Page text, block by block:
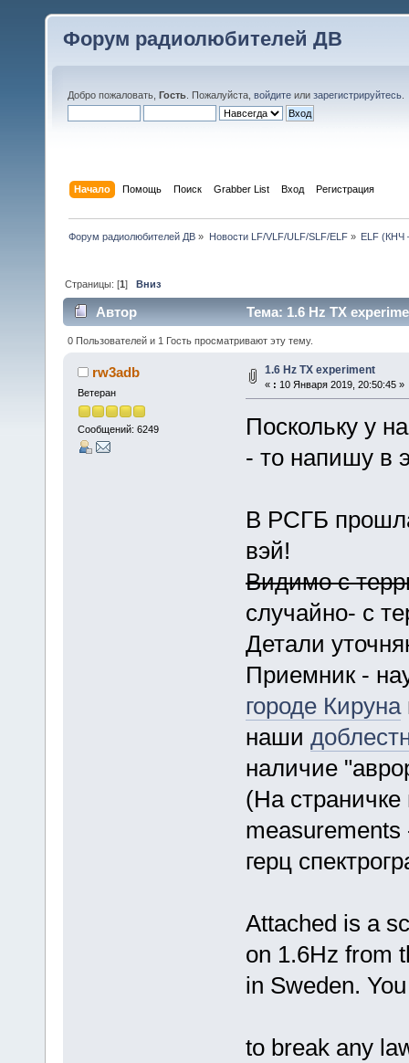
Форум радиолюбителей ДВ
Добро пожаловать, Гость . Пожалуйста, войдите или зарегистрируйтесь
Начало Помощь Поиск Grabber List Вход Регистрация
Форум радиолюбителей ДВ » Новости LF/VLF/ULF/SLF/ELF» ELF (КНЧ
Страницы: [1]Вниз
Автор Тема: 1.6 Hz TX
0 Пользователей и 1 Гость просматривают эту тему.
rw3adb
Ветеран
Сообщений: 6249
1.6 Hz TX experiment
« : 10 Января 2019, 20:50:45 »
Поскольку у
- то напишу в
В РСГБ
вэй!
Видимо с
случайно- с
Детали
Приемник -
городе Кируна
наши
наличие
(На
measurements
герц
Attached is a
on 1.6Hz from
in Sweden.
to break any